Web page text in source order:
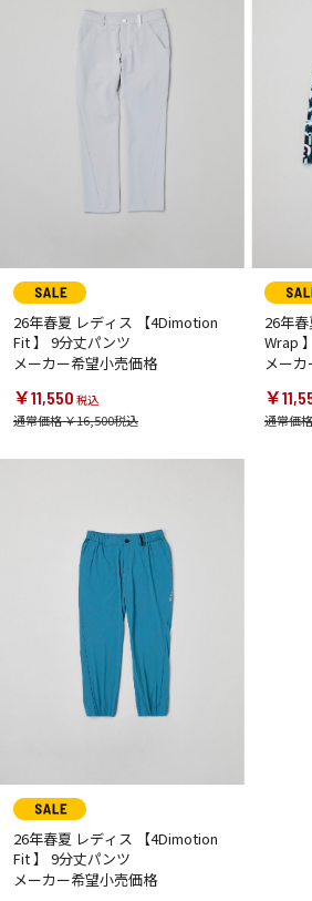
26年春夏 レディス 【4Dimotion
Fit 】 9分丈パンツ
メーカー希望小売価格
￥11,550
通常価格 ￥16,500
26年
Wrap
メー
￥
通常価
26年春夏 レディス 【4Dimotion
Fit 】 9分丈パンツ
メーカー希望小売価格